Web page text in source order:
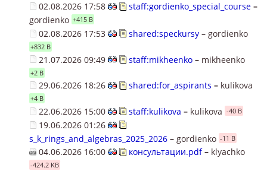
02.08.2026 17:58 staff:gordienko_special_course –
gordienko +415 B
02.08.2026 17:53 shared:speckursy – gordienko
+832 B
21.07.2026 09:49 staff:mikheenko – mikheenko
+2 B
29.06.2026 18:26 shared:for_aspirants – kulikova
+4 B
22.06.2026 15:00 staff:kulikova – kulikova -40 B
19.06.2026 01:26
s_k_rings_and_algebras_2025_2026– gordienko -11 B
04.06.2026 16:00 консультации.pdf – klyachko
-424.2 KB